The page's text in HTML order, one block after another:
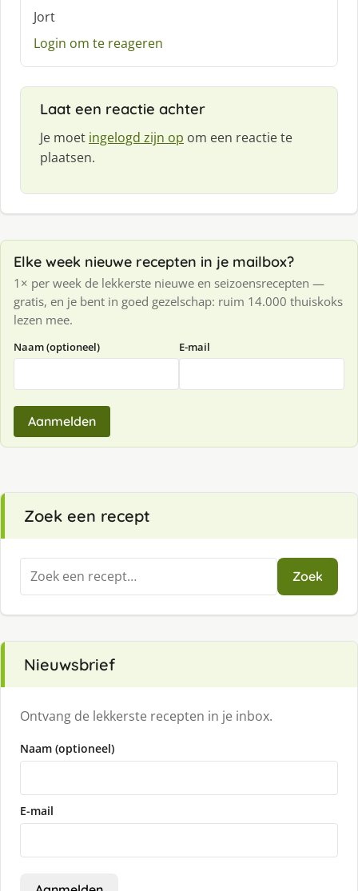
Jort
Login om te reageren
Laat een reactie achter
Je moet ingelogd zijn op om een reactie te
plaatsen.
Elke week nieuwe recepten in je mailbox?
1× per week de lekkerste nieuwe en seizoensrecepten —
gratis, en je bent in goed gezelschap: ruim 14.000 thuiskoks
lezen mee.
Naam (optioneel) E-mail
Aanmelden
Zoek een recept
Zoeken
naar:
Zoek
Nieuwsbrief
Ontvang de lekkerste recepten in je inbox.
Naam (optioneel)
E-mail